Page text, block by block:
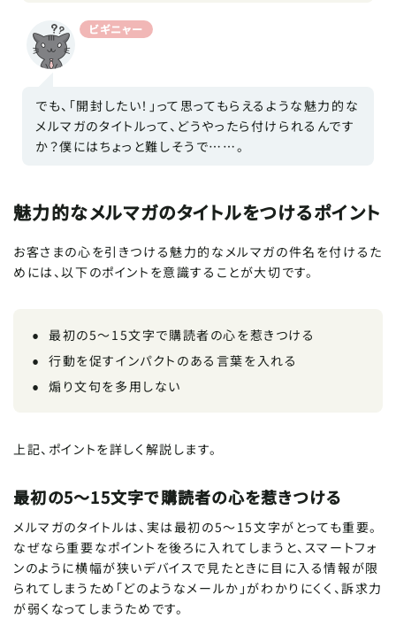
ビギニャー
でも、「開封したい！」って思ってもらえるような魅力的な
メルマガのタイトルって、どうやったら付けられるんです
か？僕にはちょっと難しそうで……。
魅力的なメルマガのタイトルをつけるポイント
お客さまの心を引きつける魅力的なメルマガの件名を付けるた
めには、以下のポイントを意識することが大切です。
最初の5～15文字で購読者の心を惹きつける
行動を促すインパクトのある言葉を入れる
煽り文句を多用しない
上記、ポイントを詳しく解説します。
最初の5～15文字で購読者の心を惹きつける
メルマガのタイトルは、実は最初の5～15文字がとっても重要。
なぜなら重要なポイントを後ろに入れてしまうと、スマートフォ
ンのように横幅が狭いデバイスで見たときに目に入る情報が限
られてしまうため「どのようなメールか」がわかりにくく、訴求力
が弱くなってしまうためです。